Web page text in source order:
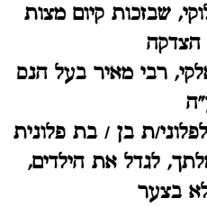
שבזכות קיום מצות
הצדקה
רבי מאיר בעל הנס
ת בן / בת פלונית
לגדל את הילדים,
בצער